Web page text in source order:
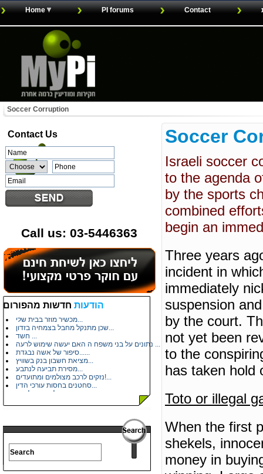
Home PI forums Contact
Soccer Corruption
Contact Us
Call us: 03-5446363
הודעות חדשות מהפורום
מתעניין במקצוע...
איתור מיופה כוח בחשבון בנק...
חשד ...
סיפור של אשה נבגדת......
מציאת חשבון בנק בשוויץ...
מסירת תביעה לנתבע...
נזקים לרכב מצולמים ומתועדים!...
סחטנים בחסות עורכי הדין...
ברור על אחיו של שכן...
זיהוי ע"פ תמונה...
היכנסו...
Soccer
Israeli soccer
to the agenda
by the sports
combined
begin an
Three years
incident in
immediately
suspension
by the court.
not yet been
to the
has taken hold
Toto or illegal
When the first
shekels,
money in